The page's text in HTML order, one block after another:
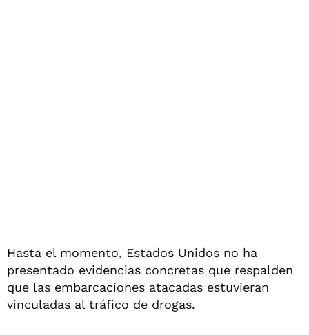
Hasta el momento, Estados Unidos no ha
presentado evidencias concretas que respalden
que las embarcaciones atacadas estuvieran
vinculadas al tráfico de drogas.